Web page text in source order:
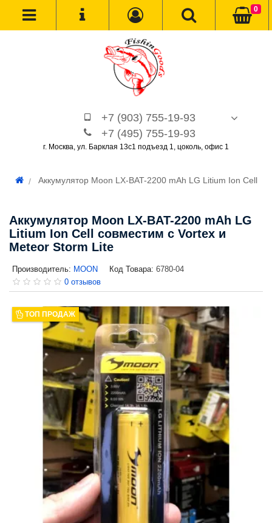
+7 (903) 755-19-93
+7 (495) 755-19-93
г. Москва, ул. Барклая 13с1 подъезд 1, цоколь, офис 1
0
Аккумулятор Moon LX-BAT-2200 mAh LG Litium Ion Cell
Аккумулятор Moon LX-BAT-2200 mAh LG
Litium Ion Cell совместим с Vortex и
Meteor Storm Lite
Производитель: MOON Код Товара: 6780-04
0 отзывов
ТОП ПРОДАЖ